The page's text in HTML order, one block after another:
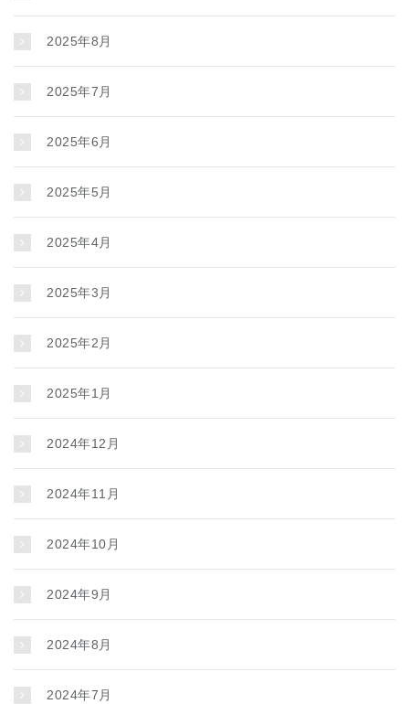
2025年8月
2025年7月
2025年6月
2025年5月
2025年4月
2025年3月
2025年2月
2025年1月
2024年12月
2024年11月
2024年10月
2024年9月
2024年8月
2024年7月